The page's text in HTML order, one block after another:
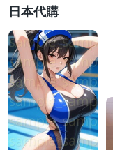
日本代購